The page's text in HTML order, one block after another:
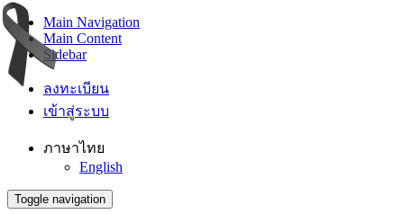
Main Navigation
Main Content
Sidebar
ลงทะเบียน
เข้าสู่ระบบ
ภาษาไทย
English
Toggle navigation